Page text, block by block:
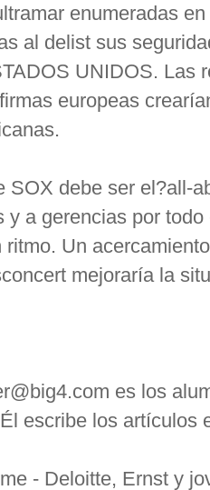
enumeradas
al delist sus
UNIDOS. Las
europeas
SOX debe ser el?all-
y a gerencias por
Un
mejoraría la
es los
escribe los artículos
- Deloitte, Ernst y